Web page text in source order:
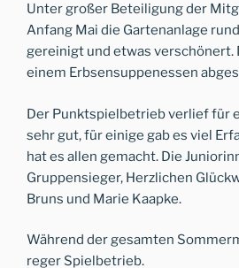
Unter großer Beteiligung der
Anfang Mai die Gartenanlage
gereinigt und etwas
einem Erbsensuppenessen
Der Punktspielbetrieb verlief für
sehr gut, für einige gab es viel
hat es allen gemacht. Die
Gruppensieger, Herzlichen
Bruns und Marie Kaapke.
Während der gesamten
reger Spielbetrieb.